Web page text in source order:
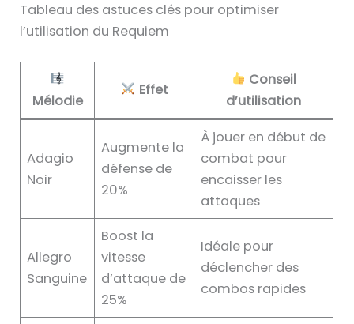
Tableau des astuces clés pour optimiser
l’utilisation du Requiem
Mélodie
Effet
Conseil
d’utilisation
Adagio
Noir
Augmente la
défense de
20%
À jouer en début de
combat pour
encaisser les
attaques
Allegro
Sanguine
Boost la
vitesse
d’attaque de
25%
Idéale pour
déclencher des
combos rapides